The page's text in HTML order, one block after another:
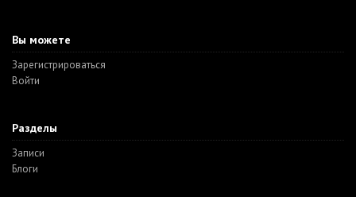
Вы можете
Зарегистрироваться
Войти
Разделы
Записи
Блоги